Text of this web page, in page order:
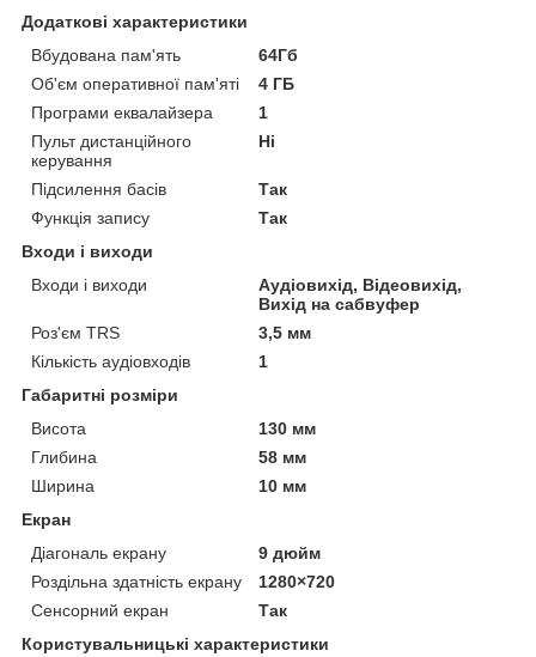
Додаткові характеристики
Вбудована пам'ять
64Гб
Об'єм оперативної пам'яті
4 ГБ
Програми еквалайзера
1
Пульт дистанційного
керування
Ні
Підсилення басів
Так
Функція запису
Так
Входи і виходи
Входи і виходи
Аудіовихід, Відеовихід,
Вихід на сабвуфер
Роз'єм TRS
3,5 мм
Кількість аудіовходів
1
Габаритні розміри
Висота
130 мм
Глибина
58 мм
Ширина
10 мм
Екран
Діагональ екрану
9 дюйм
Роздільна здатність екрану
1280×720
Сенсорний екран
Так
Користувальницькі характеристики